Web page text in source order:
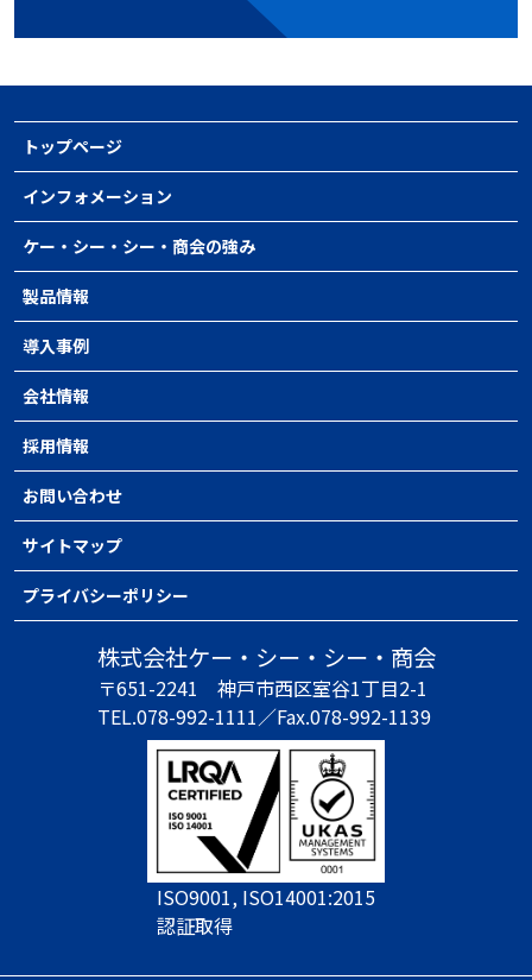
トップページ
インフォメーション
ケー・シー・シー・商会の強み
製品情報
導入事例
会社情報
採用情報
お問い合わせ
サイトマップ
プライバシーポリシー
株式会社ケー・シー・シー・商会
〒651-2241 神戸市西区室谷1丁目2-1
TEL.078-992-1111／Fax.078-992-1139
ISO9001, ISO14001:2015
認証取得